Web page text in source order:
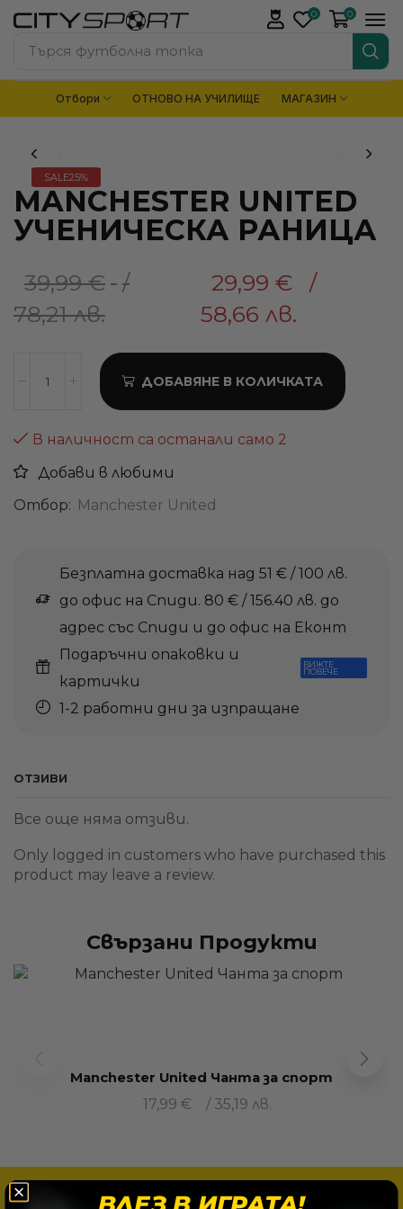
Търся футболна топка
0 0
Отбори ОТНОВО НА УЧИЛИЩЕ МАГАЗИН
SALE25%
MANCHESTER UNITED
УЧЕНИЧЕСКА РАНИЦА
39,99€
/
78,21 лв.
29,99€
/
58,66 лв.
ДОБАВЯНЕ В КОЛИЧКАТА
В наличност са останали само 2
Добави в любими
Отбор: Manchester United
Безплатна доставка над 51 € / 100 лв.
до офис на Спиди. 80 € / 156.40 лв. до
адрес със Спиди и до офис на Еконт
Подаръчни опаковки и
картички
ВИЖТЕ
ПОВЕЧЕ
1-2 работни дни за изпращане
ОТЗИВИ
Все още няма отзиви.
Only logged in customers who have purchased this
product may leave a review.
Свързани Продукти
Manchester United Чанта за спорт
17,99 € / 35,19 лв.
РЕГИСТРИРАЙ СЕ И ПЕЧЕЛИ